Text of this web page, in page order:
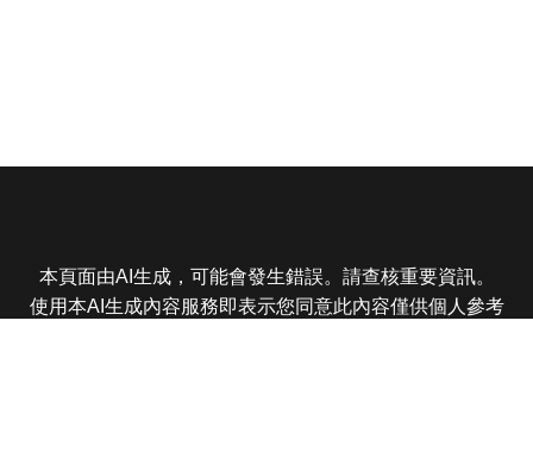
本頁面由AI生成，可能會發生錯誤。請查核重要資訊。
使用本AI生成內容服務即表示您同意此內容僅供個人參考